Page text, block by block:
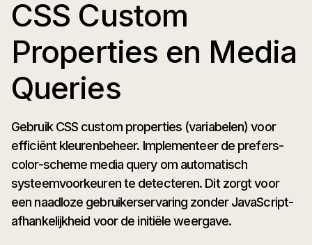
CSS Custom
Properties en Media
Queries
Gebruik CSS custom properties (variabelen) voor
efficiënt kleurenbeheer. Implementeer de prefers-
color-scheme media query om automatisch
systeemvoorkeuren te detecteren. Dit zorgt voor
een naadloze gebruikerservaring zonder JavaScript-
afhankelijkheid voor de initiële weergave.